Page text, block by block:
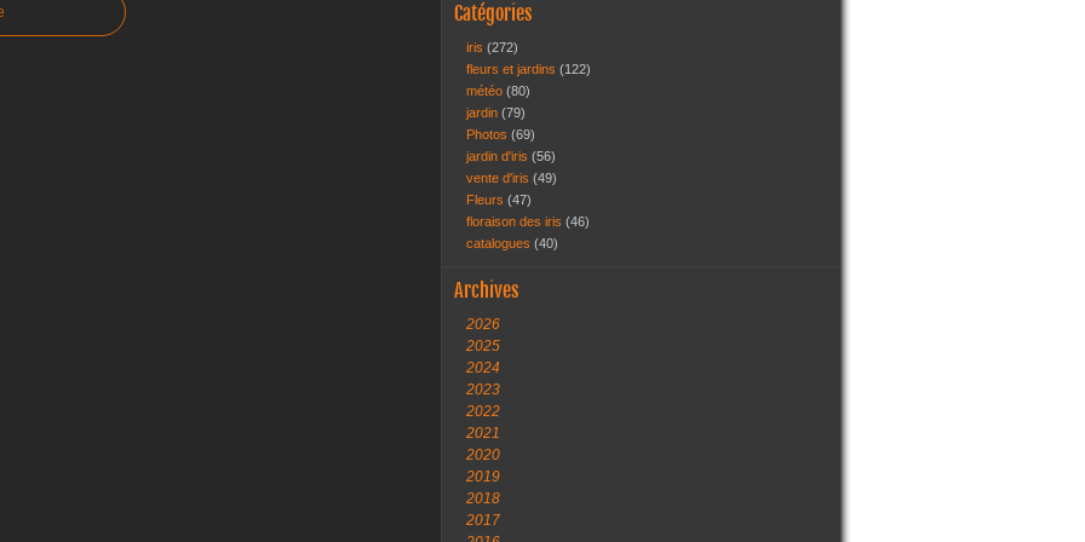
Catégories
iris (272)
fleurs et jardins (122)
météo (80)
jardin (79)
Photos (69)
jardin d'iris (56)
vente d'iris (49)
Fleurs (47)
floraison des iris (46)
catalogues (40)
Archives
2026
2025
2024
2023
2022
2021
2020
2019
2018
2017